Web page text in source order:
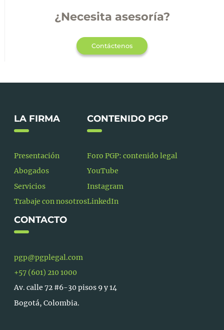
¿Necesita asesoría?
Contáctenos
LA FIRMA
Presentación
Abogados
Servicios
Trabaje con nosotros
CONTENIDO PGP
Foro PGP: contenido legal
YouTube
Instagram
LinkedIn
CONTACTO
pgp@pgplegal.com
+57 (601) 210 1000
Av. calle 72 #6-30 pisos 9 y 14
Bogotá, Colombia.